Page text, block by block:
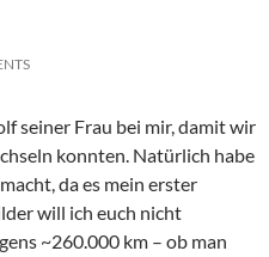
seiner Frau bei mir, damit wir
konnten. Natürlich habe
da es mein erster
will ich euch nicht
~260.000 km – ob man